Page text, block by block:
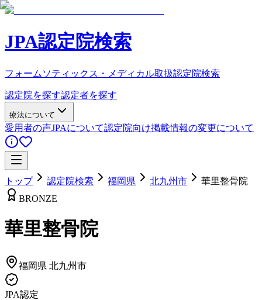
JPA認定院検索
フォームソティックス・メディカル取扱認定院検索
認定院を探す認定者を探す
療法について
愛用者の声JPAについて認定院向け掲載情報の変更について
トップ 認定院検索 福岡県 北九州市
華里整骨院
BRONZE
華里整骨院
福岡県 北九州市
JPA認定